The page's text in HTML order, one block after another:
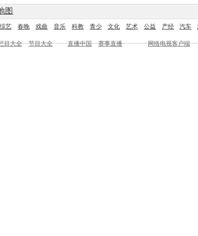
图
综艺 春晚 戏曲 音乐 科教 青少 文化 艺术 公益 产经 汽车
目大全 节目大全 直播中国 赛事直播 网络电视客户端